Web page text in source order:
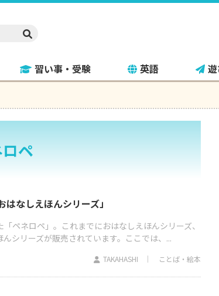
習い事・受験 英語
ペ
なしえほんシリーズ」
ペネロペ」。これまでにおはなしえほんシリーズ、
シリーズが販売されています。ここでは、...
TAKAHASHI ことば・絵本